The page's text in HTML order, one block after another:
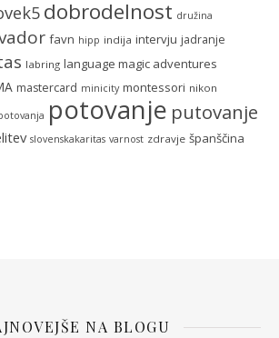
dobrodelnost družina
favn hipp indija intervju jadranje
labring language magic adventures
mastercard minicity montessori nikon
potovanje putovanje
slovenskakaritas varnost zdravje španščina
NA BLOGU